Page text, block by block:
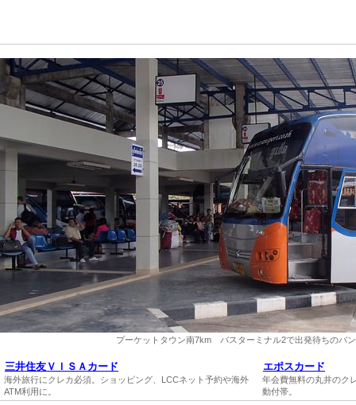
プーケットタウン南7km バスターミナル2で出発待ちのバ
三井住友ＶＩＳＡカード
海外旅行にクレカ必須。ショッピング、LCCネット予約や海外
ATM利用に。
エポスカード
年会費無料の丸井のク
動付帯。